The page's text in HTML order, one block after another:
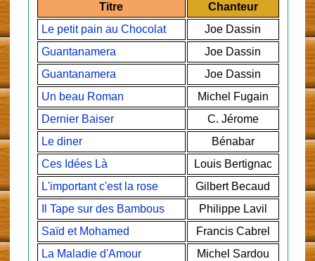
Titre
Chanteur
Le petit pain au Chocolat
Joe Dassin
Guantanamera
Joe Dassin
Guantanamera
Joe Dassin
Un beau Roman
Michel Fugain
Dernier Baiser
C. Jérome
Le diner
Bénabar
Ces Idées Là
Louis Bertignac
L'important c'est la rose
Gilbert Becaud
Il Tape sur des Bambous
Philippe Lavil
Saïd et Mohamed
Francis Cabrel
La Maladie d'Amour
Michel Sardou